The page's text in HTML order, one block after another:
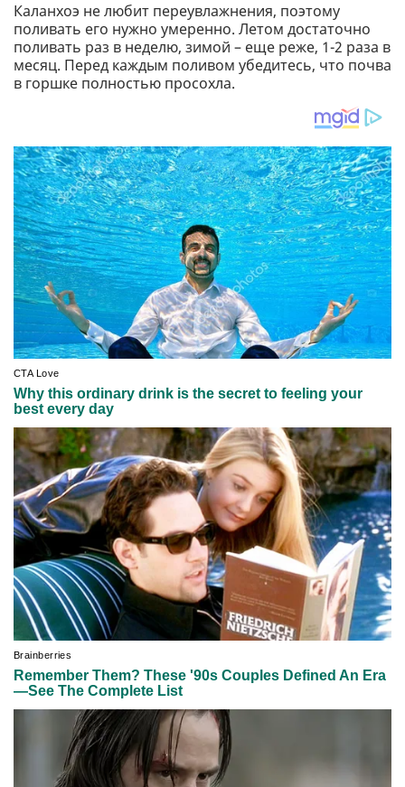
Каланхоэ не любит переувлажнения, поэтому
поливать его нужно умеренно. Летом достаточно
поливать раз в неделю, зимой – еще реже, 1-2 раза в
месяц. Перед каждым поливом убедитесь, что почва
в горшке полностью просохла.